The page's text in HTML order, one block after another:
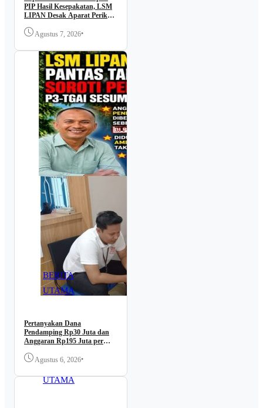
PIP Hasil Kesepakatan, LSM
LIPAN Desak Aparat Periksa
Agustus 7, 2026•
BERITA
UTAMA
Pertanyakan Dana
Pendamping Rp30 Juta dan
Anggaran Rp195 Juta per
Kantor BBWS Sumatera II
Agustus 6, 2026•
BERITA
UTAMA